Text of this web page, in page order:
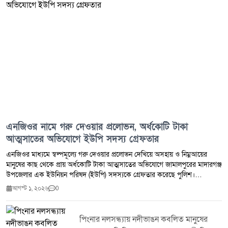
এনজিওর নামে গরু দেওয়ার প্রলোভন, অর্ধকোটি টাকা
আত্মসাতের অভিযোগে ইউপি সদস্য গ্রেফতার
এনজিওর মাধ্যমে স্বল্পমূল্যে গরু দেওয়ার প্রলোভন দেখিয়ে অসহায় ও নিম্নআয়ের
মানুষের কাছ থেকে প্রায় অর্ধকোটি টাকা আত্মসাতের অভিযোগে জামালপুরের মাদারগঞ্জ
উপজেলার এক ইউনিয়ন পরিষদ (ইউপি) সদস্যকে গ্রেফতার করেছে পুলিশ।
গ্রেফতারকৃত মোহাম্মদ আলী জিন্নাহ মাদারগঞ্জ উপজেলার চরপাকেরদহ ইউনিয়নের ৮
বদিউজ্জামাল বদি'র ছেলে। পুলিশ ও স্থানীয় সূত্রে জানা যায়, মোহাম্মদ আলী জিন্নাহ
দীর্ঘদিন ধরে একটি এনজিওর মাধ্যমে কম খরচে গরু দেওয়ার আশ্বাস দিয়ে বিভিন্ন
এলাকার সাধারণ মানুষের কাছ থেকে মোটা অঙ্কের টাকা সংগ্রহ করেন। অনেক গ্রাহক
আগস্ট ১, ২০২৬ 0
পিংনার নলসন্ধ্যায় নদীভাঙন কবলিত মানুষের